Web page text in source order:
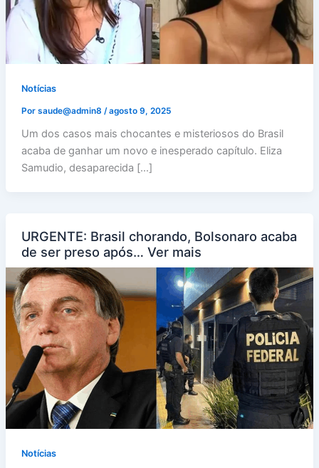
Notícias
Por saude@admin8 /agosto 9, 2025
Um dos casos mais chocantes e misteriosos do Brasil
acaba de ganhar um novo e inesperado capítulo. Eliza
Samudio, desaparecida […]
URGENTE: Brasil chorando, Bolsonaro acaba
de ser preso após… Ver mais
Notícias